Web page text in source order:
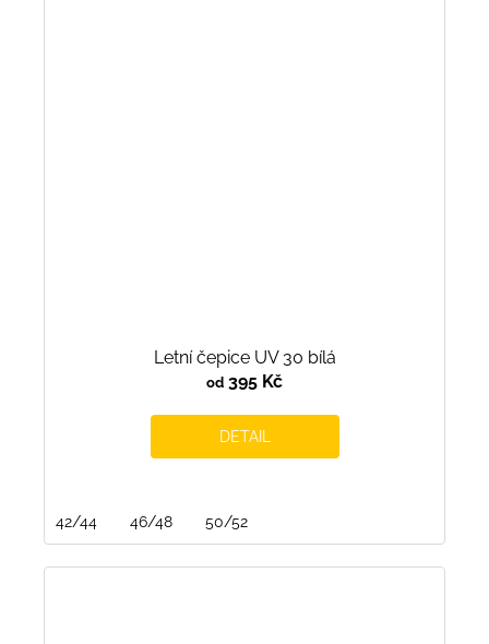
Letní čepice UV 30 bílá
od 395 Kč
DETAIL
42/44 46/48 50/52